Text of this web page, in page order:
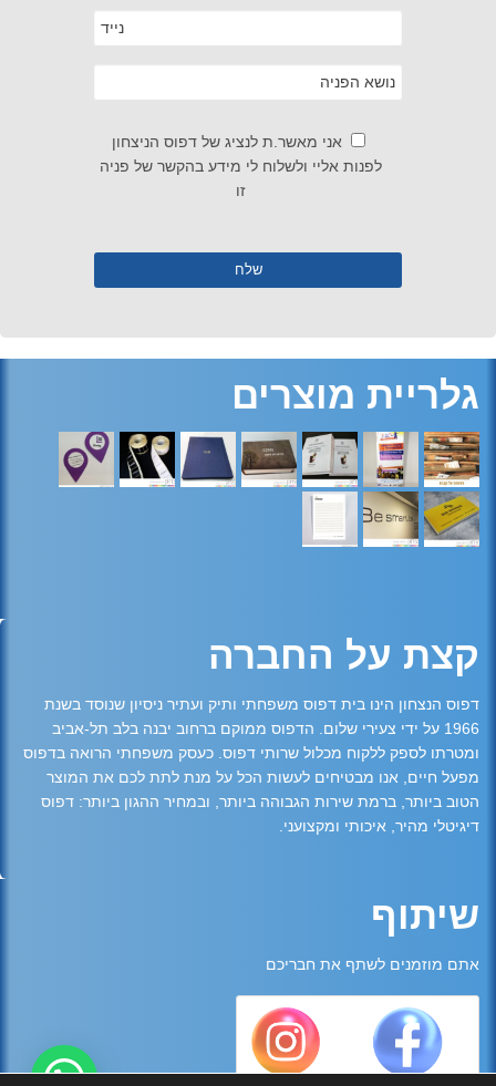
אני מאשר.ת לנציג של דפוס הניצחון
לפנות אליי ולשלוח לי מידע בהקשר של פניה
זו
גלריית מוצרים
קצת על החברה
דפוס הנצחון הינו בית דפוס משפחתי ותיק ועתיר ניסיון שנוסד בשנת
1966 על ידי צעירי שלום. הדפוס ממוקם ברחוב יבנה בלב תל-אביב
ומטרתו לספק ללקוח מכלול שרותי דפוס. כעסק משפחתי הרואה בדפוס
מפעל חיים, אנו מבטיחים לעשות הכל על מנת לתת לכם את המוצר
הטוב ביותר, ברמת שירות הגבוהה ביותר, ובמחיר ההגון ביותר: דפוס
דיגיטלי מהיר, איכותי ומקצועני.
שיתוף
אתם מוזמנים לשתף את חבריכם